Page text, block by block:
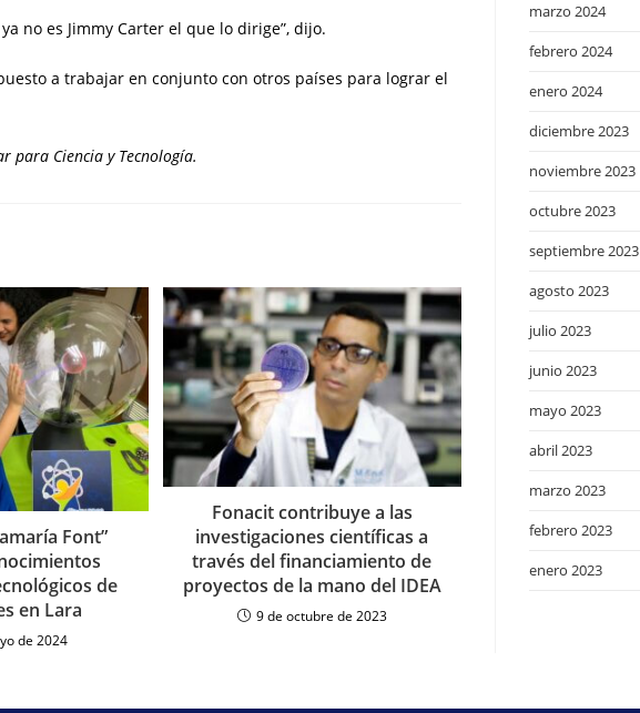
no es Jimmy Carter el que lo dirige”, dijo.
a trabajar en conjunto con otros países para lograr el
para Ciencia y Tecnología.
Font”
de
en Lara
de 2024
Fonacit contribuye a las
investigaciones científicas a
través del financiamiento de
proyectos de la mano del IDEA
9 de octubre de 2023
marzo 2024
febrero 2024
enero 2024
diciembre 2023
noviembre 2023
octubre 2023
septiembre 2023
agosto 2023
julio 2023
junio 2023
mayo 2023
abril 2023
marzo 2023
febrero 2023
enero 2023